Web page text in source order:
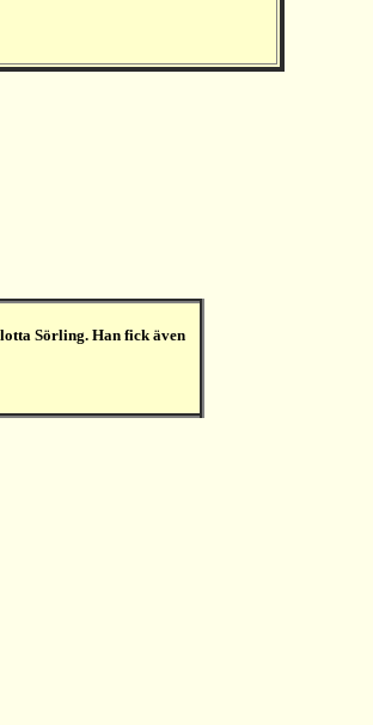
Sörling. Han fick även